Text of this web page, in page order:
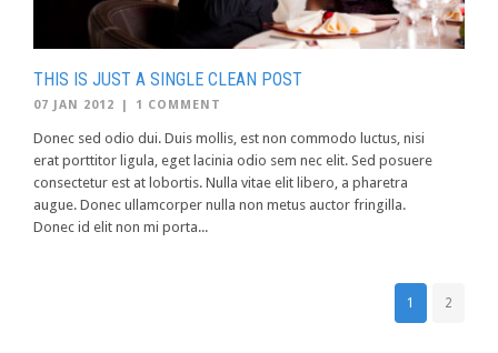
THIS IS JUST A SINGLE CLEAN POST
07 JAN 2012 | 1 COMMENT
Donec sed odio dui. Duis mollis, est non commodo luctus, nisi
erat porttitor ligula, eget lacinia odio sem nec elit. Sed posuere
consectetur est at lobortis. Nulla vitae elit libero, a pharetra
augue. Donec ullamcorper nulla non metus auctor fringilla.
Donec id elit non mi porta...
1 2